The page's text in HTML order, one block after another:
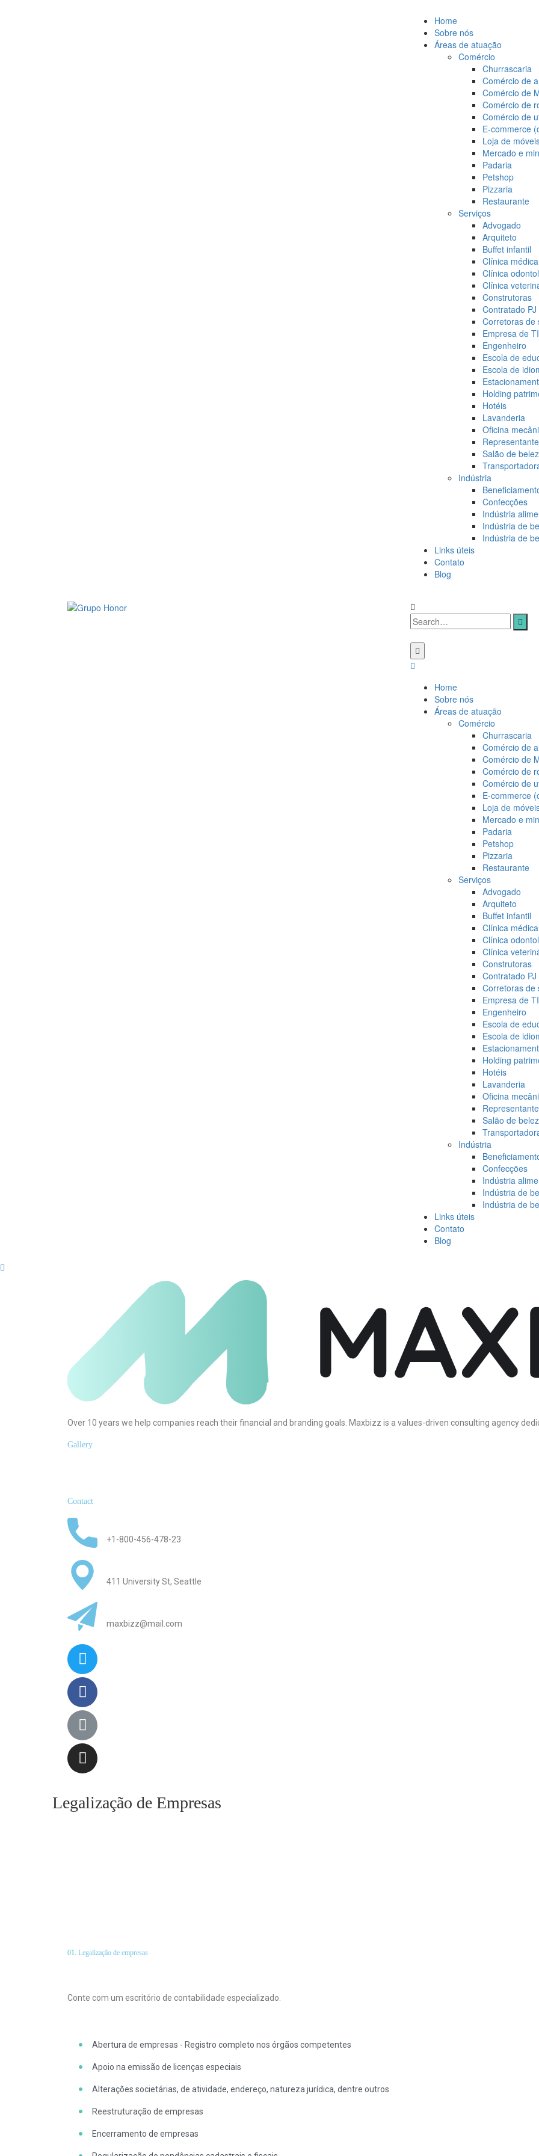
Home
Sobre nós
Áreas de atuação
Comércio
Churrascaria
Comércio de
Comércio de
Comércio de
Comércio de
E-commerce
Loja de
Mercado e
Padaria
Petshop
Pizzaria
Restaurante
Serviços
Advogado
Arquiteto
Buffet infantil
Clínica médica
Clínica
Clínica
Construtoras
Contratado PJ
Corretoras de
Empresa de
Engenheiro
Escola de
Escola de
Holding
Hotéis
Lavanderia
Oficina
Salão de
Indústria
Confecções
Indústria
Indústria de
Indústria de
Links úteis
Contato
Blog
Home
Sobre nós
Áreas de atuação
Comércio
Churrascaria
Comércio de
Comércio de
Comércio de
Comércio de
E-commerce
Loja de
Mercado e
Padaria
Petshop
Pizzaria
Restaurante
Serviços
Advogado
Arquiteto
Buffet infantil
Clínica médica
Clínica
Clínica
Construtoras
Contratado PJ
Corretoras de
Empresa de
Engenheiro
Escola de
Escola de
Holding
Hotéis
Lavanderia
Oficina
Salão de
Indústria
Confecções
Indústria
Indústria de
Indústria de
Links úteis
Contato
Blog
Over 10 years we help companies reach their financial and branding goals. Maxbizz is a values-driven consulting agency
Gallery
Contact
+1-800-456-478-23
411 University St, Seattle
maxbizz@mail.com
Legalização de Empresas
01. Legalização de empresas
Conte com um escritório de contabilidade especializado.
Abertura de empresas - Registro completo nos órgãos competentes
Apoio na emissão de licenças especiais
Alterações societárias, de atividade, endereço, natureza jurídica, dentre outros
Reestruturação de empresas
Encerramento de empresas